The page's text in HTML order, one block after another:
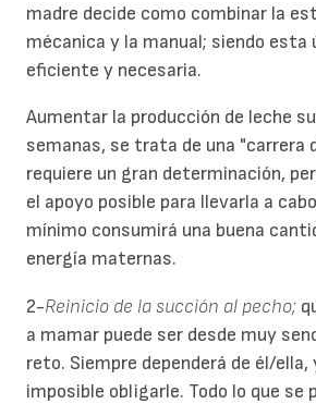
madre decide como combinar la
mécanica y la manual; siendo
eficiente y necesaria.
Aumentar la producción de leche
semanas, se trata de una "carrera
requiere un gran determinación,
el apoyo posible para llevarla a
mínimo consumirá una buena
energía maternas.
2-Reinicio de la succión al pecho;
a mamar puede ser desde muy
reto. Siempre dependerá de él/
imposible obligarle. Todo lo que se